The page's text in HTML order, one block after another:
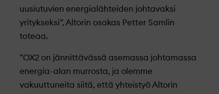
uusiutuvien energialähteiden johtavaksi
yritykseksi”, Altorin osakas Petter Samlin
toteaa.
”OX2 on jännittävässä asemassa johtamassa
energia-alan murrosta, ja olemme
vakuuttuneita siitä, että yhteistyö Altorin